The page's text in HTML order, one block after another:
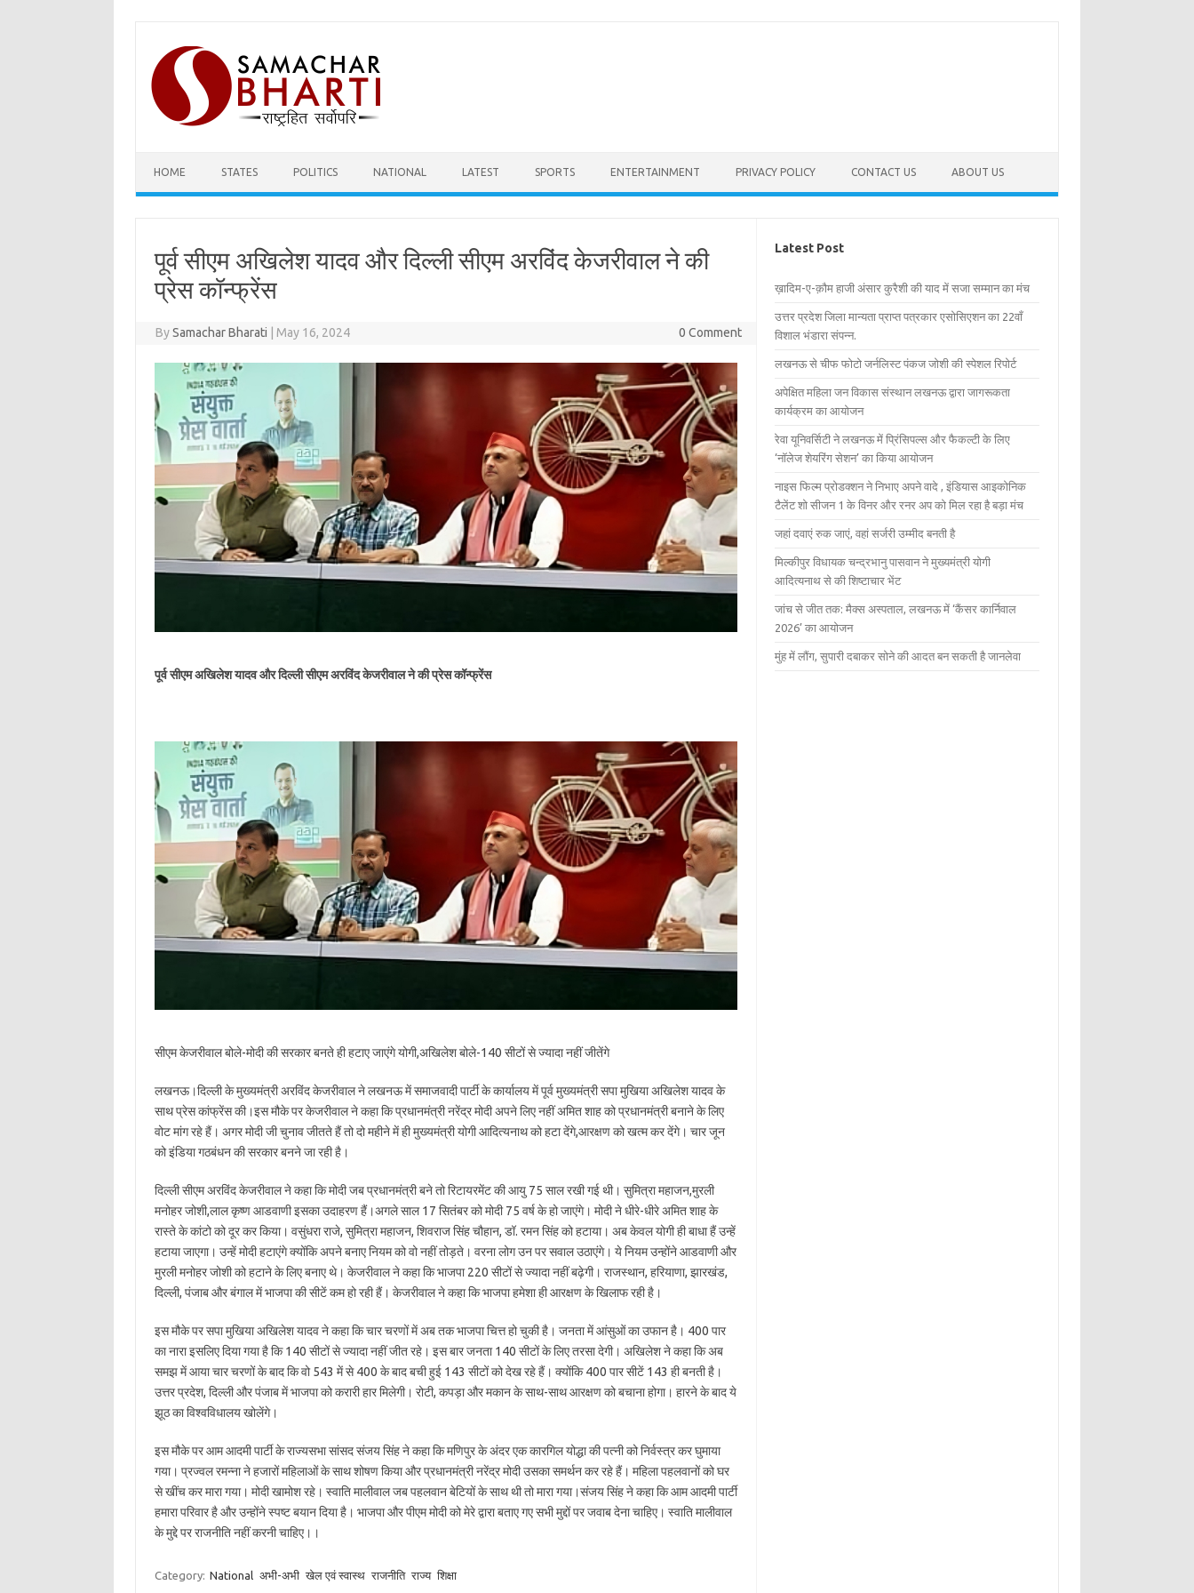
content
HOME STATES POLITICS NATIONAL LATEST SPORTS ENTERTAINMENT PRIVACY POLICY CONTACT US ABOUT US
पूर्व सीएम अखिलेश यादव और दिल्ली सीएम अरविंद केजरीवाल ने की
प्रेस कॉन्फ्रेंस
BySamachar Bharati May 16, 2024 0 Comment
पूर्व सीएम अखिलेश यादव और दिल्ली सीएम अरविंद केजरीवाल ने की प्रेस कॉन्फ्रेंस
सीएम केजरीवाल बोले-मोदी की सरकार बनते ही हटाए जाएंगे योगी,अखिलेश बोले-140 सीटों से ज्यादा नहीं जीतेंगे
लखनऊ।दिल्ली के मुख्यमंत्री अरविंद केजरीवाल ने लखनऊ में समाजवादी पार्टी के कार्यालय में पूर्व मुख्यमंत्री सपा मुखिया अखिलेश यादव के
साथ प्रेस कांफ्रेंस की।इस मौके पर केजरीवाल ने कहा कि प्रधानमंत्री नरेंद्र मोदी अपने लिए नहीं अमित शाह को प्रधानमंत्री बनाने के लिए
वोट मांग रहे हैं। अगर मोदी जी चुनाव जीतते हैं तो दो महीने में ही मुख्यमंत्री योगी आदित्यनाथ को हटा देंगे,आरक्षण को खत्म कर देंगे। चार जून
को इंडिया गठबंधन की सरकार बनने जा रही है।
दिल्ली सीएम अरविंद केजरीवाल ने कहा कि मोदी जब प्रधानमंत्री बने तो रिटायरमेंट की आयु 75 साल रखी गई थी। सुमित्रा महाजन,मुरली
मनोहर जोशी,लाल कृष्ण आडवाणी इसका उदाहरण हैं।अगले साल 17 सितंबर को मोदी 75 वर्ष के हो जाएंगे। मोदी ने धीरे-धीरे अमित शाह के
रास्ते के कांटो को दूर कर किया। वसुंधरा राजे, सुमित्रा महाजन, शिवराज सिंह चौहान, डॉ. रमन सिंह को हटाया। अब केवल योगी ही बाधा हैं उन्हें
हटाया जाएगा। उन्हें मोदी हटाएंगे क्योंकि अपने बनाए नियम को वो नहीं तोड़ते। वरना लोग उन पर सवाल उठाएंगे। ये नियम उन्होंने आडवाणी और
मुरली मनोहर जोशी को हटाने के लिए बनाए थे। केजरीवाल ने कहा कि भाजपा 220 सीटों से ज्यादा नहीं बढ़ेगी। राजस्थान, हरियाणा, झारखंड,
दिल्ली, पंजाब और बंगाल में भाजपा की सीटें कम हो रही हैं। केजरीवाल ने कहा कि भाजपा हमेशा ही आरक्षण के खिलाफ रही है।
इस मौके पर सपा मुखिया अखिलेश यादव ने कहा कि चार चरणों में अब तक भाजपा चित्त हो चुकी है। जनता में आंसुओं का उफान है। 400 पार
का नारा इसलिए दिया गया है कि 140 सीटों से ज्यादा नहीं जीत रहे। इस बार जनता 140 सीटों के लिए तरसा देगी। अखिलेश ने कहा कि अब
समझ में आया चार चरणों के बाद कि वो 543 में से 400 के बाद बची हुई 143 सीटों को देख रहे हैं। क्योंकि 400 पार सीटें 143 ही बनती है।
उत्तर प्रदेश, दिल्ली और पंजाब में भाजपा को करारी हार मिलेगी। रोटी, कपड़ा और मकान के साथ-साथ आरक्षण को बचाना होगा। हारने के बाद ये
झूठ का विश्वविधालय खोलेंगे।
इस मौके पर आम आदमी पार्टी के राज्यसभा सांसद संजय सिंह ने कहा कि मणिपुर के अंदर एक कारगिल योद्धा की पत्नी को निर्वस्त्र कर घुमाया
गया। प्रज्वल रमन्ना ने हजारों महिलाओं के साथ शोषण किया और प्रधानमंत्री नरेंद्र मोदी उसका समर्थन कर रहे हैं। महिला पहलवानों को घर
से खींच कर मारा गया। मोदी खामोश रहे। स्वाति मालीवाल जब पहलवान बेटियों के साथ थी तो मारा गया।संजय सिंह ने कहा कि आम आदमी पार्टी
हमारा परिवार है और उन्होंने स्पष्ट बयान दिया है। भाजपा और पीएम मोदी को मेरे द्वारा बताए गए सभी मुद्दों पर जवाब देना चाहिए। स्वाति मालीवाल
के मुद्दे पर राजनीति नहीं करनी चाहिए।।
Category: National अभी-अभी खेल एवं स्वास्थ राजनीति राज्य शिक्षा
Latest Post
ख़ादिम-ए-क़ौम हाजी अंसार कुरैशी की याद में सजा सम्मान का मंच
उत्तर प्रदेश जिला मान्यता प्राप्त पत्रकार एसोसिएशन का 22वाँ
विशाल भंडारा संपन्न.
लखनऊ से चीफ फोटो जर्नलिस्ट पंकज जोशी की स्पेशल रिपोर्ट
अपेक्षित महिला जन विकास संस्थान लखनऊ द्वारा जागरूकता
कार्यक्रम का आयोजन
रेवा यूनिवर्सिटी ने लखनऊ में प्रिंसिपल्स और फैकल्टी के लिए
‘नॉलेज शेयरिंग सेशन’ का किया आयोजन
नाइस फिल्म प्रोडक्शन ने निभाए अपने वादे , इंडियास आइकोनिक
टैलेंट शो सीजन 1 के विनर और रनर अप को मिल रहा है बड़ा मंच
जहां दवाएं रुक जाएं, वहां सर्जरी उम्मीद बनती है
मिल्कीपुर विधायक चन्द्रभानु पासवान ने मुख्यमंत्री योगी
आदित्यनाथ से की शिष्टाचार भेंट
जांच से जीत तक: मैक्स अस्पताल, लखनऊ में ‘कैंसर कार्निवाल
2026’ का आयोजन
मुंह में लौंग, सुपारी दबाकर सोने की आदत बन सकती है जानलेवा